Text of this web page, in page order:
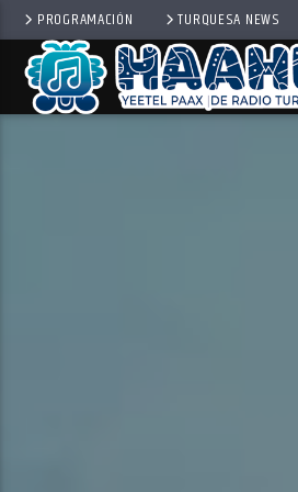
PROGRAMACIÓN TURQUESA NEWS